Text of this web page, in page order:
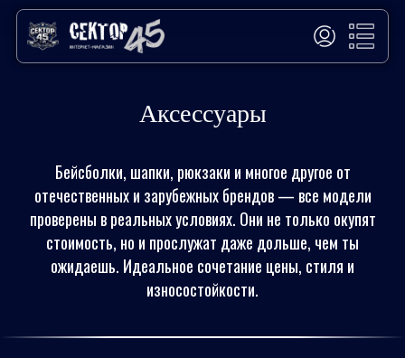
Аксессуары
Бейсболки, шапки, рюкзаки и многое другое от
отечественных и зарубежных брендов — все модели
проверены в реальных условиях. Они не только окупят
стоимость, но и прослужат даже дольше, чем ты
ожидаешь. Идеальное сочетание цены, стиля и
износостойкости.